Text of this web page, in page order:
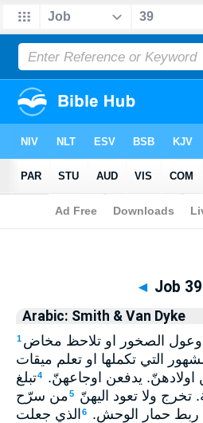
Biblia>Arabic: Smith & Van Dyke
◄ Job 39
Arabic: Smith & Van Dyke
1 وعول الصخور او تلاحظ مخاض
التي تكملها او تعلم ميقات
يدفعن اوجاعهنّ. 4تبلغ
تخرج ولا تعود اليهنّ
5من سرّح
ربط حمار الوحش.
6 الذي جعلت